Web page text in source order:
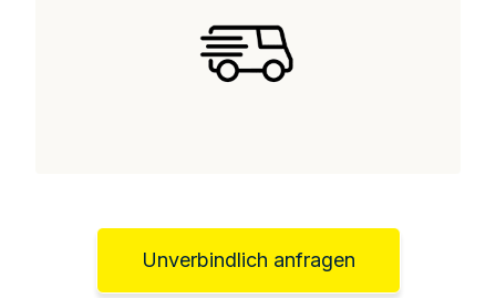
Unverbindlich anfragen